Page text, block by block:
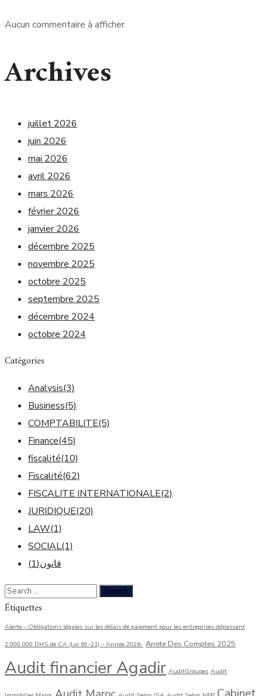
Aucun commentaire à afficher.
Archives
juillet 2026
juin 2026
mai 2026
avril 2026
mars 2026
février 2026
janvier 2026
décembre 2025
novembre 2025
octobre 2025
septembre 2025
décembre 2024
octobre 2024
Catégories
Analysis(3)
Business(5)
COMPTABILITE(5)
Finance(45)
fiscalité(10)
Fiscalité(62)
FISCALITE INTERNATIONALE(2)
JURIDIQUE(20)
LAW(1)
SOCIAL(1)
قانون(1)
Étiquettes
Alerte – Obligations légales sur les délais de paiement pour les entreprises dépassant
2.000.000 DHS de CA (Loi 69-21) – Année 2026- Arrete Des Comptes 2025
Audit financier Agadir AuditGroupes Audit